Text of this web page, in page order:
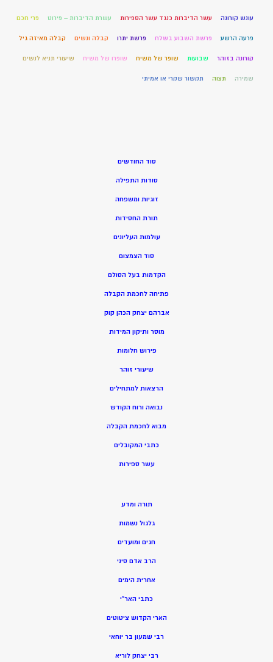
עונש קורונה עשר הדיברות כנגד עשר הספירות עשרת הדיברות – פירוט פרי חכם
פרעה הרשע פרשת השבוע בשלח פרשת יתרו קבלה ונשים קבלה מאיזה גיל
קורונה בזוהר שבועות שופר של משיח שופרו של משיח שיעורי תניא לנשים
שמירה תצוה תקשור שקרי או אמיתי
סוד החודשים
סודות התפילה
זוגיות ומשפחה
תורת החסידות
עולמות העליונים
סוד הצמצום
הקדמות בעל הסולם
פתיחה לחכמת הקבלה
אברהם יצחק הכהן קוק
מוסר ותיקון המידות
פירוש חלומות
שיעורי זוהר
הרצאות למתחילים
נבואה ורוח הקודש
מבוא לחכמת הקבלה
כתבי המקובלים
עשר ספירות
תורה ומדע
גלגול נשמות
חגים ומועדים
הרב אדם סיני
אחרית הימים
כתבי האר”י
הארי הקדוש ציטוטים
רבי שמעון בר יוחאי
רבי יצחק לוריא